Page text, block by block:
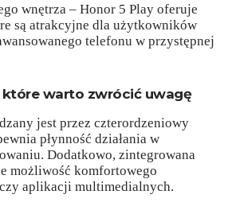
wnętrza – Honor 5 Play oferuje
są atrakcyjne dla użytkowników
telefonu w przystępnej
które warto zwrócić uwagę
jest przez czterordzeniowy
płynność działania w
Dodatkowo, zintegrowana
możliwość komfortowego
aplikacji multimedialnych.